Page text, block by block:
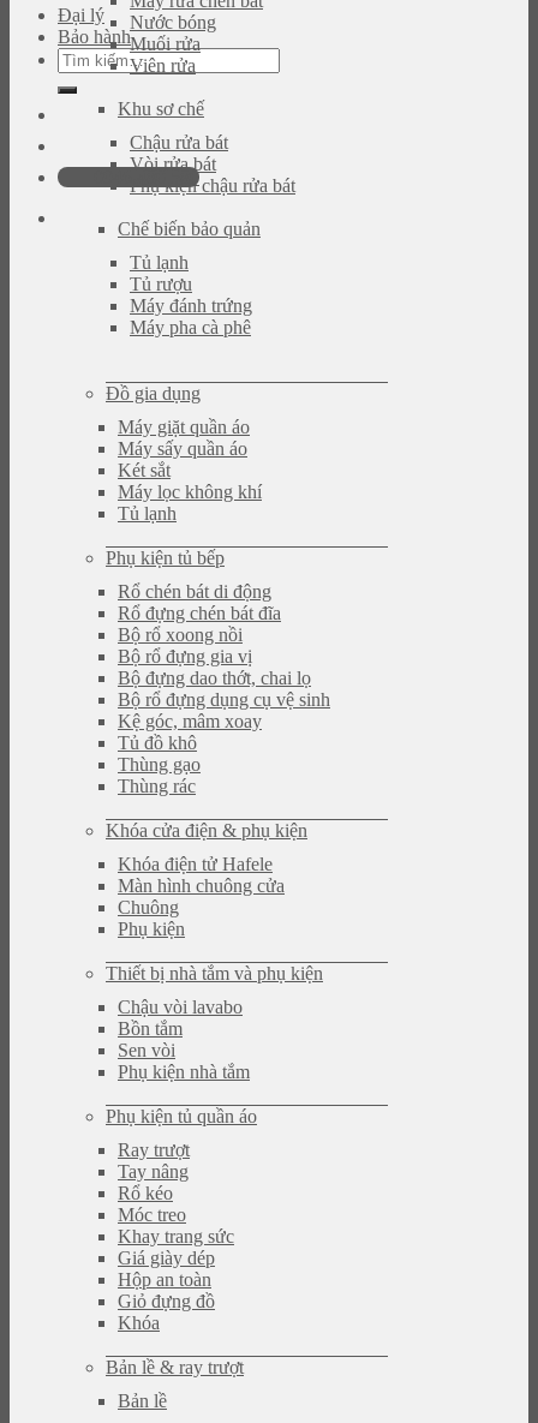
Đại lý
Bảo hành
Tìm
kiếm:
0946.480.580
Nước bóng
Muối rửa
Viên rửa
Khu sơ chế
Chậu rửa bát
Vòi rửa bát
Phụ kiện chậu rửa bát
Chế biến bảo quản
Tủ lạnh
Tủ rượu
Máy đánh trứng
Máy pha cà phê
Đồ gia dụng
Máy giặt quần áo
Máy sấy quần áo
Két sắt
Máy lọc không khí
Tủ lạnh
Phụ kiện tủ bếp
Rổ chén bát di động
Rổ đựng chén bát đĩa
Bộ rổ xoong nồi
Bộ rổ đựng gia vị
Bộ đựng dao thớt, chai lọ
Bộ rổ đựng dụng cụ vệ sinh
Kệ góc, mâm xoay
Tủ đồ khô
Thùng gạo
Thùng rác
Khóa cửa điện & phụ kiện
Khóa điện tử Hafele
Màn hình chuông cửa
Chuông
Phụ kiện
Thiết bị nhà tắm và phụ kiện
Chậu vòi lavabo
Bồn tắm
Sen vòi
Phụ kiện nhà tắm
Phụ kiện tủ quần áo
Ray trượt
Tay nâng
Rổ kéo
Móc treo
Khay trang sức
Giá giày dép
Hộp an toàn
Giỏ đựng đồ
Khóa
Bản lề & ray trượt
Bản lề